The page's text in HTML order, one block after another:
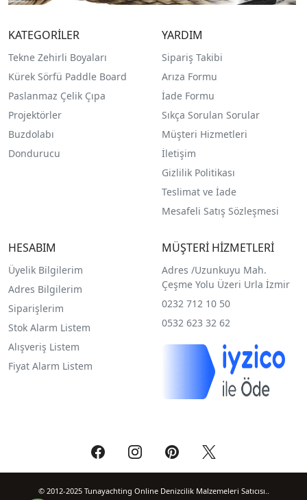
KATEGORİLER
Tekne Zehirli Boyaları
Kürek Sörfü Paddle Board
Paslanmaz Çelik Çıpa
Projektörler
Buzdolabı
Dondurucu
YARDIM
Sipariş Takibi
Arıza Formu
İade Formu
Sıkça Sorulan Sorular
Müşteri Hizmetleri
İletişim
Gizlilik Politikası
Teslimat ve İade
Mesafeli Satış Sözleşmesi
HESABIM
Üyelik Bilgilerim
Adres Bilgilerim
Siparişlerim
Stok Alarm Listem
Alışveriş Listem
Fiyat Alarm Listem
MÜŞTERİ HİZMETLERİ
Adres /Uzunkuyu Mah.
Çeşme Yolu Üzeri Urla İzmir
0232 712 10 50
0532 623 32 62
© 2012-2025 Tunayachting Online Denizcilik Malzemeleri Satıcısı..